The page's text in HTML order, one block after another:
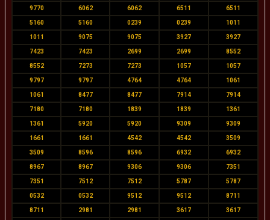
9770 6062 6062 6511 6511
5160 5160 0239 0239 1011
1011 9075 9075 3927 3927
7423 7423 2699 2699 8552
8552 7273 7273 1057 1057
9797 9797 4764 4764 1061
1061 8477 8477 7914 7914
7180 7180 1839 1839 1361
1361 5920 5920 9309 9309
1661 1661 4542 4542 3509
3509 8596 8596 6932 6932
8967 8967 9306 9306 7351
7351 7512 7512 5787 5787
0532 0532 9512 9512 8711
8711 2981 2981 3617 3617